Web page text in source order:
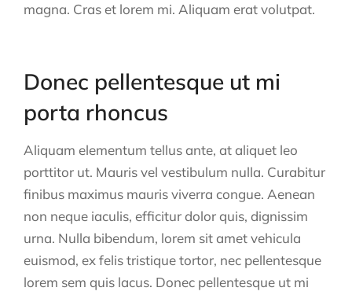
magna. Cras et lorem mi. Aliquam erat volutpat.
Donec pellentesque ut mi
porta rhoncus
Aliquam elementum tellus ante, at aliquet leo
porttitor ut. Mauris vel vestibulum nulla. Curabitur
finibus maximus mauris viverra congue. Aenean
non neque iaculis, efficitur dolor quis, dignissim
urna. Nulla bibendum, lorem sit amet vehicula
euismod, ex felis tristique tortor, nec pellentesque
lorem sem quis lacus. Donec pellentesque ut mi